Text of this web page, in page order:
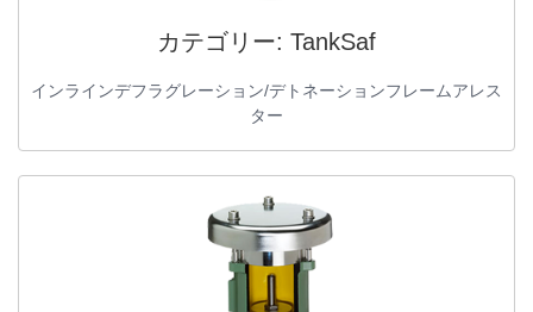
カテゴリー: TankSaf
インラインデフラグレーション/デトネーションフレームアレス
ター